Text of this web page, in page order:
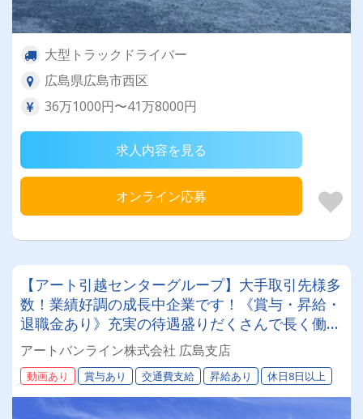
大型トラックドライバー
広島県広島市西区
36万1000円〜41万8000円
求人内容を見る
オンライン応募
【アート引越センターグループ】大手取引先様多
数！業績好調の成長中企業です！《賞与・昇給・
退職金あり》充実の待遇盛りだくさんで長く働け
ます！《2tドライバー》★未経験ＯＫ★仕事とプ
ライベートの両立が叶う環境です♪【紹介者制度
あり！】
アートバンライン株式会社 広島支店
動画あり 賞与あり 交通費支給 昇給あり 休日8日以上